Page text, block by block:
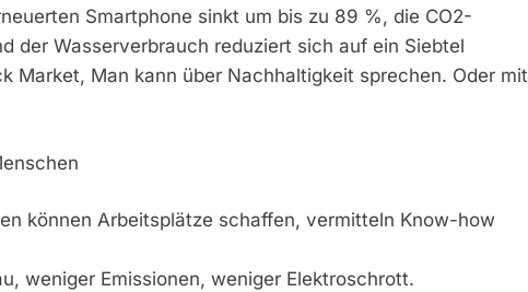
Smartphone sinkt um bis zu 89 %, die CO2-
der Wasserverbrauch reduziert sich auf ein Siebtel
Market, Man kann über Nachhaltigkeit sprechen. Oder mit
können Arbeitsplätze schaffen, vermitteln Know-how
weniger Emissionen, weniger Elektroschrott.